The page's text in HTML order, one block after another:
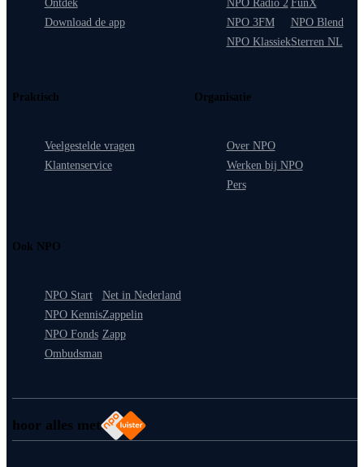
hoor alles met
Ontdek
Download de app
NPO Radio 2
NPO 3FM
NPO Klassiek
FunX
NPO Blend
Sterren NL
Praktisch
Veelgestelde vragen
Klantenservice
Organisatie
Over NPO
Werken bij NPO
Pers
Ook NPO
NPO Start
NPO Kennis
NPO Fonds
Ombudsman
Net in Nederland
Zappelin
Zapp